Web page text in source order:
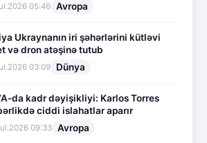
05:46 Avropa
Ukraynanın iri şəhərlərini kütləvi
və dron atəşinə tutub
03:09 Dünya
da kadr dəyişikliyi: Karlos Torres
ciddi islahatlar aparır
09:33 Avropa